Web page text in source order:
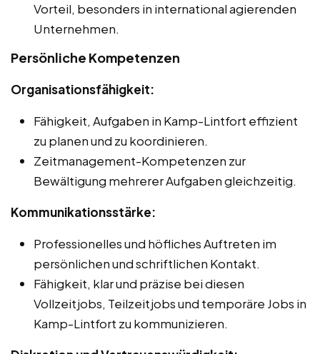
Vorteil, besonders in international agierenden
Unternehmen.
Persönliche Kompetenzen
Organisationsfähigkeit:
Fähigkeit, Aufgaben in Kamp-Lintfort effizient
zu planen und zu koordinieren.
Zeitmanagement-Kompetenzen zur
Bewältigung mehrerer Aufgaben gleichzeitig.
Kommunikationsstärke:
Professionelles und höfliches Auftreten im
persönlichen und schriftlichen Kontakt.
Fähigkeit, klar und präzise bei diesen
Vollzeitjobs, Teilzeitjobs und temporäre Jobs in
Kamp-Lintfort zu kommunizieren.